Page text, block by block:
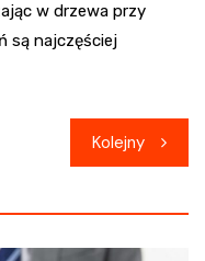
w drzewa przy
są najczęściej
Kolejny